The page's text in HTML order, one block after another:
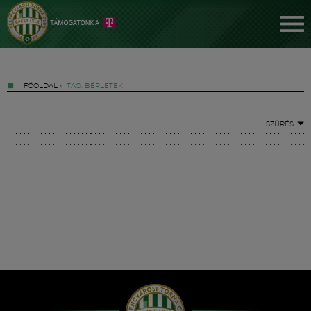
FŐOLDAL » TAG: BÉRLETEK
SZŰRÉS
Hírek